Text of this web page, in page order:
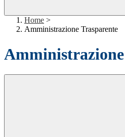
Home >
Amministrazione Trasparente